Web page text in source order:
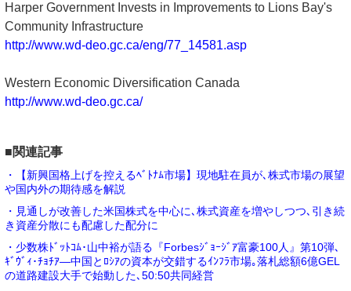
Harper Government Invests in Improvements to Lions Bay's
Community Infrastructure
http://www.wd-deo.gc.ca/eng/77_14581.asp
Western Economic Diversification Canada
http://www.wd-deo.gc.ca/
■関連記事
・【新興国格上げを控えるﾍﾞﾄﾅﾑ市場】現地駐在員が､株式市場の展望
や国内外の期待感を解説
・見通しが改善した米国株式を中心に､株式資産を増やしつつ､引き続
き資産分散にも配慮した配分に
・少数株ﾄﾞｯﾄｺﾑ･山中裕が語る『Forbesｼﾞｮｰｼﾞｱ富豪100人』第10弾､
ｷﾞｳﾞｨ･ﾁｮﾁｱ―中国とﾛｼｱの資本が交錯するｲﾝﾌﾗ市場｡落札総額6億GEL
の道路建設大手で始動した､50:50共同経営